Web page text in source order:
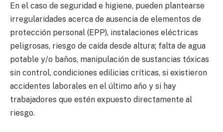
En el caso de seguridad e higiene, pueden plantearse
irregularidades acerca de ausencia de elementos de
protección personal (EPP), instalaciones eléctricas
peligrosas, riesgo de caída desde altura; falta de agua
potable y/o baños, manipulación de sustancias tóxicas
sin control, condiciones edilicias críticas, si existieron
accidentes laborales en el último año y si hay
trabajadores que estén expuesto directamente al
riesgo.